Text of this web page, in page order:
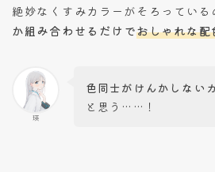
絶妙なくすみカラーがそろっている
か組み合わせるだけでおしゃれな配
瑛
色同士がけんかしない
と思う……！